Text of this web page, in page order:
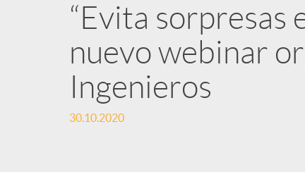
“Evita sorpresas
nuevo webinar
Ingenieros
30.10.2020